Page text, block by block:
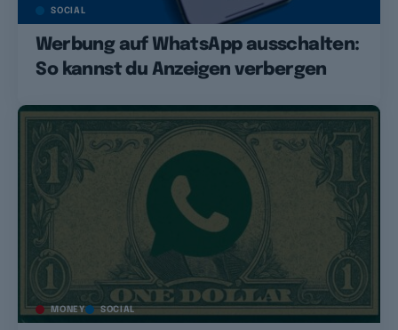
SOCIAL
Werbung auf WhatsApp ausschalten:
So kannst du Anzeigen verbergen
MONEY SOCIAL